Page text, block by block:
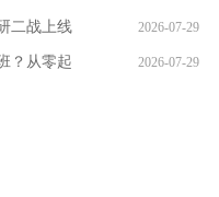
二战上线 2026-07-29
？从零起 2026-07-29